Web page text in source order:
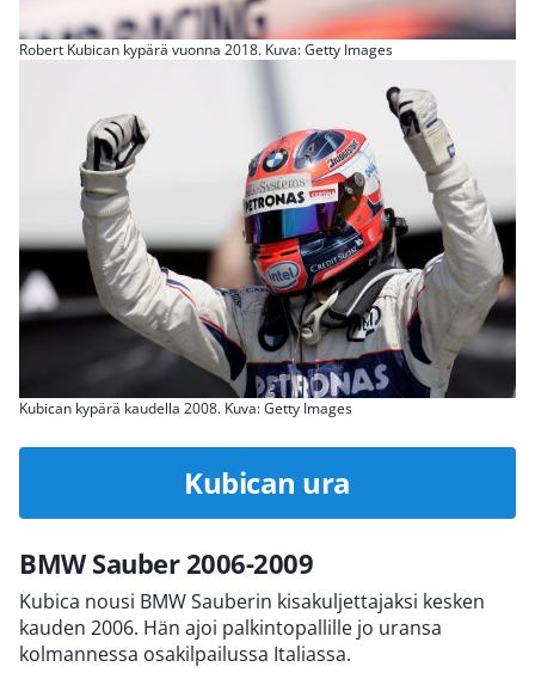
Robert Kubican kypärä vuonna 2018. Kuva: Getty Images
Kubican kypärä kaudella 2008. Kuva: Getty Images
Kubican ura
BMW Sauber 2006-2009
Kubica nousi BMW Sauberin kisakuljettajaksi kesken
kauden 2006. Hän ajoi palkintopallille jo uransa
kolmannessa osakilpailussa Italiassa.